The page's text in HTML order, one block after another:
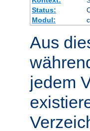
Status:
Modul:
Aus
jedem